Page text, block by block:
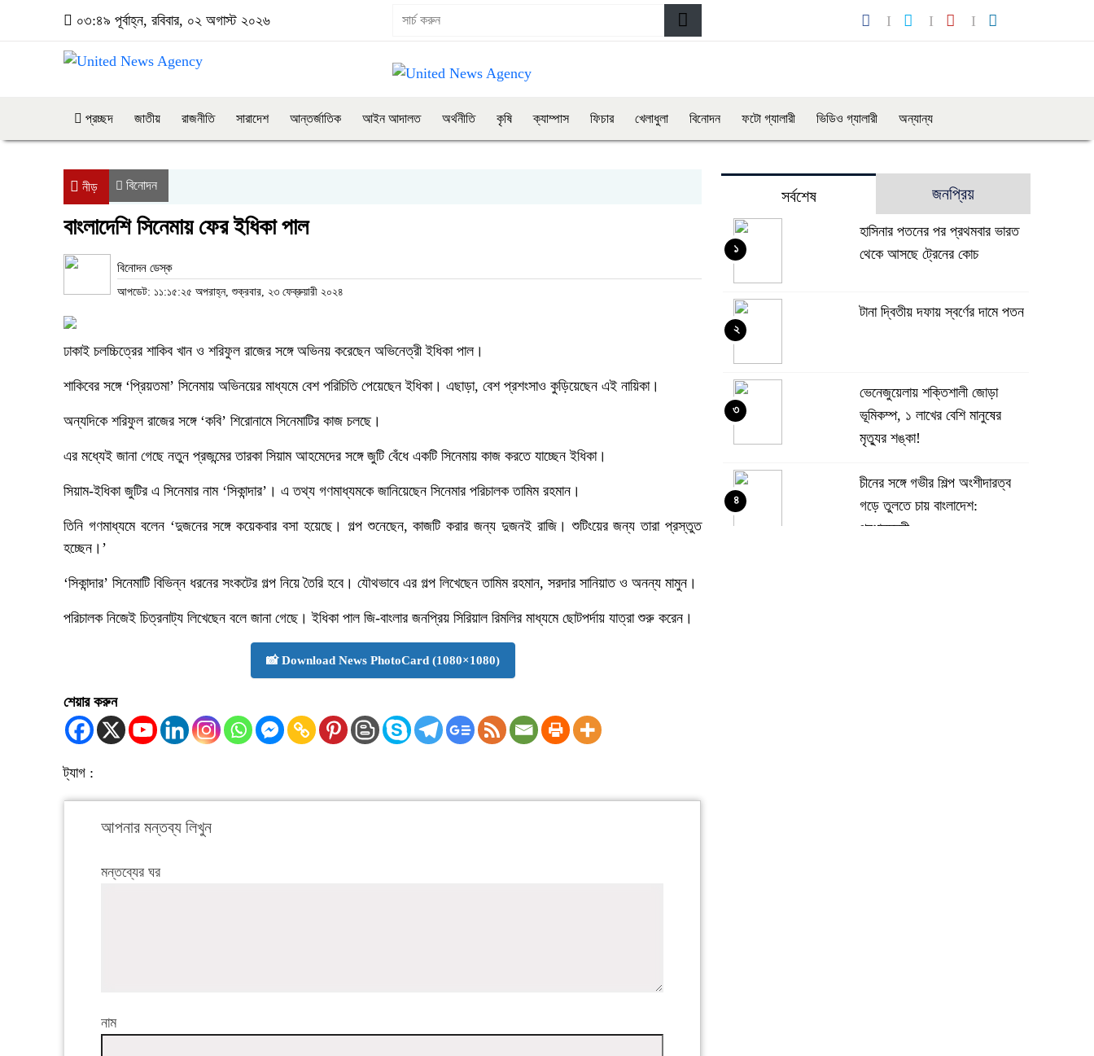
০৩:৪৯ পূর্বাহ্ন, রবিবার, ০২ অগাস্ট ২০২৬
প্রচ্ছদ জাতীয় রাজনীতি সারাদেশ আন্তর্জাতিক আইন আদালত অর্থনীতি কৃষি ক্যাম্পাস ফিচার খেলাধুলা বিনোদন ফটো গ্যালারী ভিডিও গ্যালারী অন্যান্য
নীড় বিনোদন
বাংলাদেশি সিনেমায় ফের ইধিকা পাল
বিনোদন ডেস্ক
আপডেট: ১১:১৫:২৫ অপরাহ্ন, শুক্রবার, ২৩ ফেব্রুয়ারী ২০২৪
ঢাকাই চলচ্চিত্রের শাকিব খান ও শরিফুল রাজের সঙ্গে অভিনয় করেছেন অভিনেত্রী ইধিকা পাল।
শাকিবের সঙ্গে ‘প্রিয়তমা’ সিনেমায় অভিনয়ের মাধ্যমে বেশ পরিচিতি পেয়েছেন ইধিকা। এছাড়া, বেশ প্রশংসাও কুড়িয়েছেন এই নায়িকা।
অন্যদিকে শরিফুল রাজের সঙ্গে ‘কবি’ শিরোনামে সিনেমাটির কাজ চলছে।
এর মধ্যেই জানা গেছে নতুন প্রজন্মের তারকা সিয়াম আহমেদের সঙ্গে জুটি বেঁধে একটি সিনেমায় কাজ করতে যাচ্ছেন ইধিকা।
সিয়াম-ইধিকা জুটির এ সিনেমার নাম ‘সিকান্দার’। এ তথ্য গণমাধ্যমকে জানিয়েছেন সিনেমার পরিচালক তামিম রহমান।
তিনি গণমাধ্যমে বলেন ‘দুজনের সঙ্গে কয়েকবার বসা হয়েছে। গল্প শুনেছেন, কাজটি করার জন্য দুজনই রাজি। শুটিংয়ের জন্য তারা প্রস্তুত
হচ্ছেন।’
‘সিকান্দার’ সিনেমাটি বিভিন্ন ধরনের সংকটের গল্প নিয়ে তৈরি হবে। যৌথভাবে এর গল্প লিখেছেন তামিম রহমান, সরদার সানিয়াত ও অনন্য মামুন।
পরিচালক নিজেই চিত্রনাট্য লিখেছেন বলে জানা গেছে। ইধিকা পাল জি-বাংলার জনপ্রিয় সিরিয়াল রিমলির মাধ্যমে ছোটপর্দায় যাত্রা শুরু করেন।
📸 Download News PhotoCard (1080×1080)
শেয়ার করুন
ট্যাগ :
আপনার মন্তব্য লিখুন
মন্তব্যের ঘর
নাম
সর্বশেষ জনপ্রিয়
হাসিনার পতনের পর প্রথমবার ভারত
থেকে আসছে ট্রেনের কোচ
১
টানা দ্বিতীয় দফায় স্বর্ণের দামে পতন
২
ভেনেজুয়েলায় শক্তিশালী জোড়া
ভূমিকম্প, ১ লাখের বেশি মানুষের
মৃত্যুর শঙ্কা!
৩
চীনের সঙ্গে গভীর শিল্প অংশীদারত্ব
গড়ে তুলতে চায় বাংলাদেশ:
প্রধানমন্ত্রী
৪